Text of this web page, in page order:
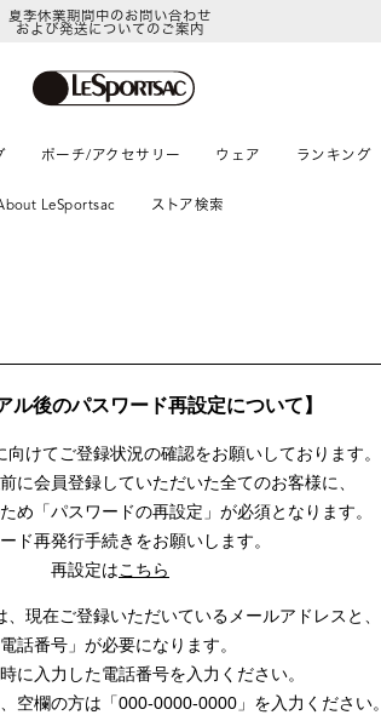
夏季休業期間中のお問い合わせ
および発送についてのご案内
ポーチ/アクセサリー ウェア ランキング
LeSportsac ストア検索
ル後のパスワード再設定について】
向けてご登録状況の確認をお願いしております。
に会員登録していただいた全てのお客様に、
め「パスワードの再設定」が必須となります。
ド再発行手続きをお願いします。
再設定はこちら
現在ご登録いただいているメールアドレスと、
電話番号」が必要になります。
に入力した電話番号を入力ください。
空欄の方は 「000-0000-0000」を入力ください。